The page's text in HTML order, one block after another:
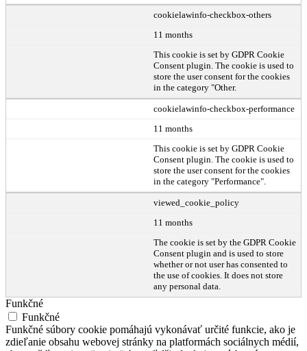
cookielawinfo-checkbox-others
11 months
This cookie is set by GDPR Cookie
Consent plugin. The cookie is used to
store the user consent for the cookies
in the category "Other.
cookielawinfo-checkbox-performance
11 months
This cookie is set by GDPR Cookie
Consent plugin. The cookie is used to
store the user consent for the cookies
in the category "Performance".
viewed_cookie_policy
11 months
The cookie is set by the GDPR Cookie
Consent plugin and is used to store
whether or not user has consented to
the use of cookies. It does not store
any personal data.
Funkčné
Funkčné
Funkčné súbory cookie pomáhajú vykonávať určité funkcie, ako je
zdieľanie obsahu webovej stránky na platformách sociálnych médií,